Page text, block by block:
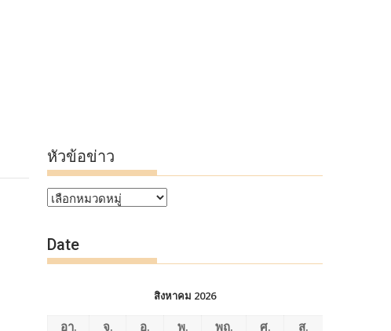
หัวข้อข่าว
หัวข้อ
Date
สิงหาคม 2026
อา. จ. อ. พ. พฤ. ศ.
ส.